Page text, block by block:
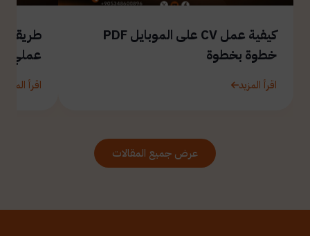
كيفية عمل CV على الموبايل PDF
خطوة بخطوة
اقرأ المزيد
طريقة
عملي
اقرأ المزيد
عرض جميع المقالات